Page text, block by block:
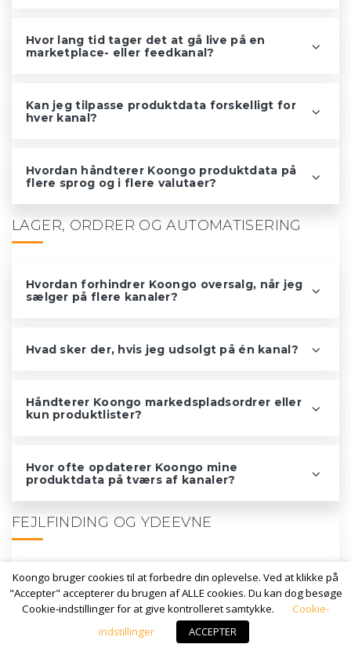
Hvor lang tid tager det at gå live på en
marketplace- eller feedkanal?
Kan jeg tilpasse produktdata forskelligt for
hver kanal?
Hvordan håndterer Koongo produktdata på
flere sprog og i flere valutaer?
LAGER, ORDRER OG AUTOMATISERING
Hvordan forhindrer Koongo oversalg, når jeg
sælger på flere kanaler?
Hvad sker der, hvis jeg udsolgt på én kanal?
Håndterer Koongo markedspladsordrer eller
kun produktlister?
Hvor ofte opdaterer Koongo mine
produktdata på tværs af kanaler?
FEJLFINDING OG YDEEVNE
Hvorfor bliver mine produkter afvist på
Google Shopping, og hvordan retter jeg det?
Hvorfor bliver mine produkter afvist på
Koongo bruger cookies til at forbedre din oplevelse. Ved at klikke på
"Accepter" accepterer du brugen af ALLE cookies. Du kan dog besøge
Cookie-indstillinger for at give kontrolleret samtykke.
Cookie-
indstillinger
ACCEPTER